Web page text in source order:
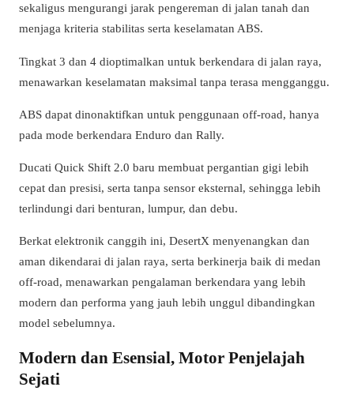
sekaligus mengurangi jarak pengereman di jalan tanah dan
menjaga kriteria stabilitas serta keselamatan ABS.
Tingkat 3 dan 4 dioptimalkan untuk berkendara di jalan raya,
menawarkan keselamatan maksimal tanpa terasa mengganggu.
ABS dapat dinonaktifkan untuk penggunaan off-road, hanya
pada mode berkendara Enduro dan Rally.
Ducati Quick Shift 2.0 baru membuat pergantian gigi lebih
cepat dan presisi, serta tanpa sensor eksternal, sehingga lebih
terlindungi dari benturan, lumpur, dan debu.
Berkat elektronik canggih ini, DesertX menyenangkan dan
aman dikendarai di jalan raya, serta berkinerja baik di medan
off-road, menawarkan pengalaman berkendara yang lebih
modern dan performa yang jauh lebih unggul dibandingkan
model sebelumnya.
Modern dan Esensial, Motor Penjelajah
Sejati